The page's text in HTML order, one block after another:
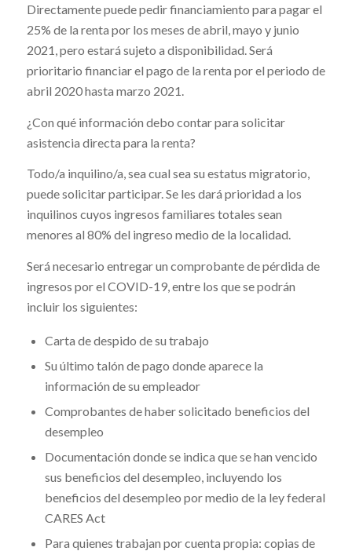
Directamente puede pedir financiamiento para pagar el
25% de la renta por los meses de abril, mayo y junio
2021, pero estará sujeto a disponibilidad. Será
prioritario financiar el pago de la renta por el periodo de
abril 2020 hasta marzo 2021.
¿Con qué información debo contar para solicitar
asistencia directa para la renta?
Todo/a inquilino/a, sea cual sea su estatus migratorio,
puede solicitar participar. Se les dará prioridad a los
inquilinos cuyos ingresos familiares totales sean
menores al 80% del ingreso medio de la localidad.
Será necesario entregar un comprobante de pérdida de
ingresos por el COVID-19, entre los que se podrán
incluir los siguientes:
Carta de despido de su trabajo
Su último talón de pago donde aparece la
información de su empleador
Comprobantes de haber solicitado beneficios del
desempleo
Documentación donde se indica que se han vencido
sus beneficios del desempleo, incluyendo los
beneficios del desempleo por medio de la ley federal
CARES Act
Para quienes trabajan por cuenta propia: copias de